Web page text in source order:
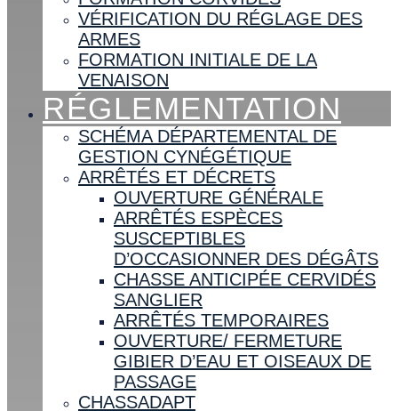
VÉRIFICATION DU RÉGLAGE DES
ARMES
FORMATION INITIALE DE LA
VENAISON
RÉGLEMENTATION
SCHÉMA DÉPARTEMENTAL DE
GESTION CYNÉGÉTIQUE
ARRÊTÉS ET DÉCRETS
OUVERTURE GÉNÉRALE
ARRÊTÉS ESPÈCES
SUSCEPTIBLES
D’OCCASIONNER DES DÉGÂTS
CHASSE ANTICIPÉE CERVIDÉS
SANGLIER
ARRÊTÉS TEMPORAIRES
OUVERTURE/ FERMETURE
GIBIER D’EAU ET OISEAUX DE
PASSAGE
CHASSADAPT